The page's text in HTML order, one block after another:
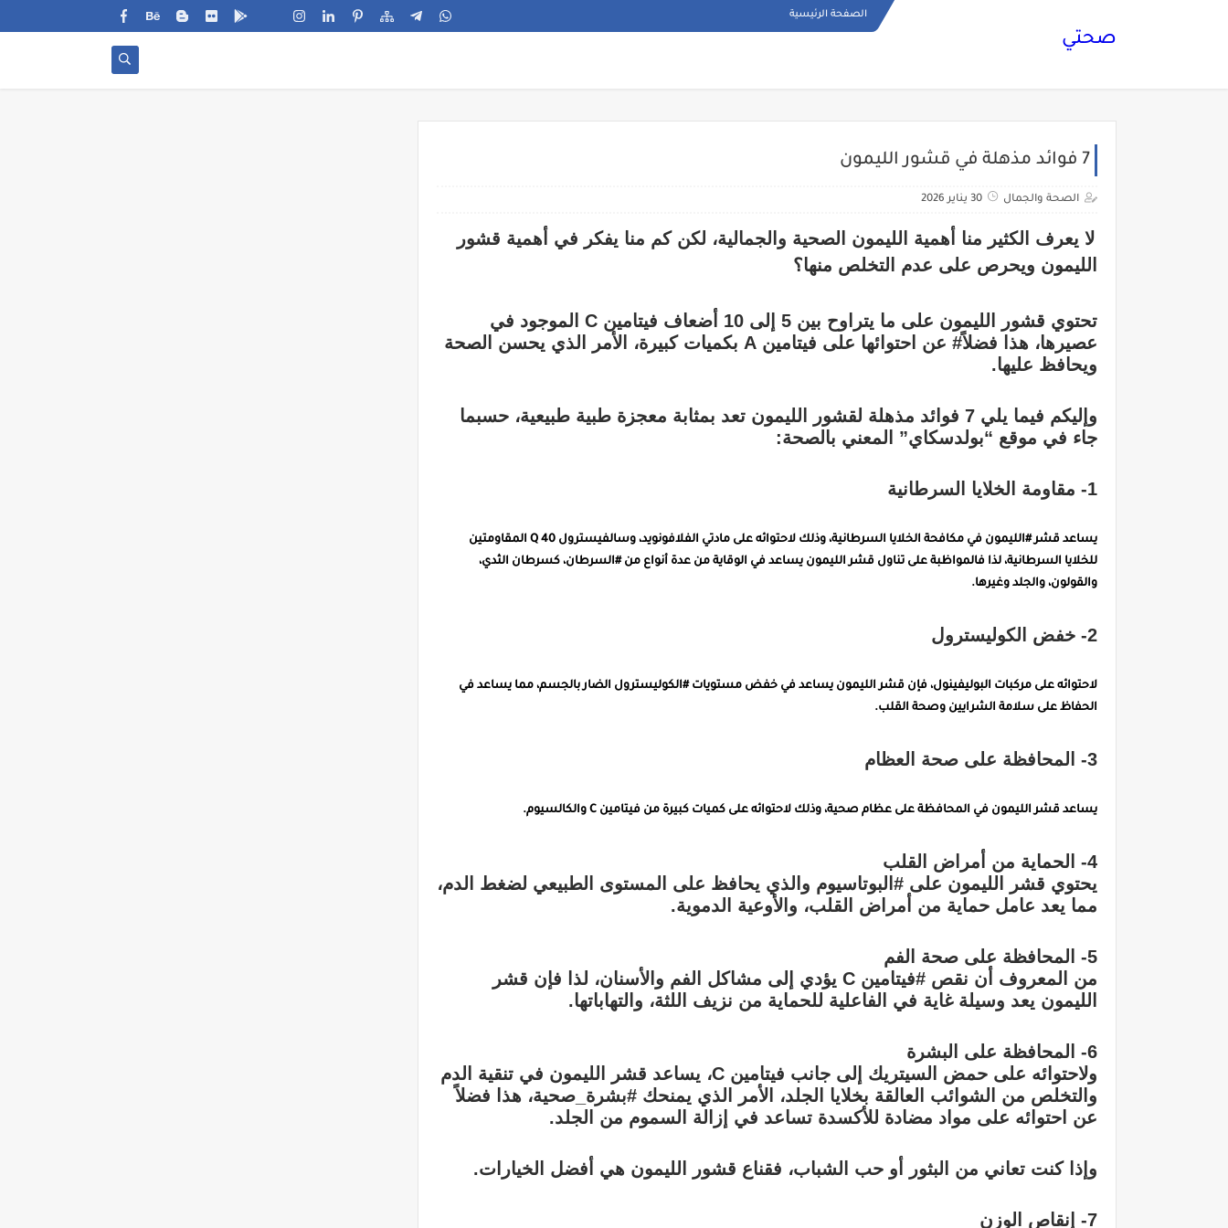
الصفحة الرئيسية
صحتي
7 فوائد مذهلة في قشور الليمون
الصحة والجمال 30 يناير 2026
لا يعرف الكثير منا أهمية الليمون الصحية والجمالية، لكن كم منا يفكر في أهمية قشور
الليمون ويحرص على عدم التخلص منها؟
تحتوي قشور الليمون على ما يتراوح بين 5 إلى 10 أضعاف فيتامين C الموجود في
عصيرها، هذا فضلاً# عن احتوائها على فيتامين A بكميات كبيرة، الأمر الذي يحسن الصحة
ويحافظ عليها.
وإليكم فيما يلي 7 فوائد مذهلة لقشور الليمون تعد بمثابة معجزة طبية طبيعية، حسبما
جاء في موقع “بولدسكاي” المعني بالصحة:
1- مقاومة الخلايا السرطانية
يساعد قشر #الليمون في مكافحة الخلايا السرطانية، وذلك لاحتوائه على مادتي الفلافونويد، وسالفيسترول Q 40 المقاومتين
للخلايا السرطانية، لذا فالمواظبة على تناول قشر الليمون يساعد في الوقاية من عدة أنواع من #السرطان، كسرطان الثدي،
والقولون، والجلد وغيرها.
2- خفض الكوليسترول
لاحتوائه على مركبات البوليفينول، فإن قشر الليمون يساعد في خفض مستويات #الكوليسترول الضار بالجسم، مما يساعد في
الحفاظ على سلامة الشرايين وصحة القلب.
3- المحافظة على صحة العظام
يساعد قشر الليمون في المحافظة على عظام صحية، وذلك لاحتوائه على كميات كبيرة من فيتامين C والكالسيوم.
4- الحماية من أمراض القلب
يحتوي قشر الليمون على #البوتاسيوم والذي يحافظ على المستوى الطبيعي لضغط الدم،
مما يعد عامل حماية من أمراض القلب، والأوعية الدموية.
5- المحافظة على صحة الفم
من المعروف أن نقص #فيتامين C يؤدي إلى مشاكل الفم والأسنان، لذا فإن قشر
الليمون يعد وسيلة غاية في الفاعلية للحماية من نزيف اللثة، والتهاباتها.
6- المحافظة على البشرة
ولاحتوائه على حمض السيتريك إلى جانب فيتامين C، يساعد قشر الليمون في تنقية الدم
والتخلص من الشوائب العالقة بخلايا الجلد، الأمر الذي يمنحك #بشرة_صحية، هذا فضلاً
عن احتوائه على مواد مضادة للأكسدة تساعد في إزالة السموم من الجلد.
وإذا كنت تعاني من البثور أو حب الشباب، فقناع قشور الليمون هي أفضل الخيارات.
7- إنقاص الوزن